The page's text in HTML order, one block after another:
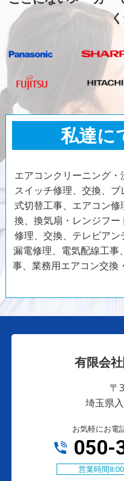
私達に
エアコンクリーニング・
スイッチ修理、交換、
式切替工事、エアコン
換、換気扇・レンジフ
修理、交換、テレビアン
漏電修理、電気配線工事
事、業務用エアコン交換
有限会
〒
埼玉県
お気軽にお電
050-
営業時間